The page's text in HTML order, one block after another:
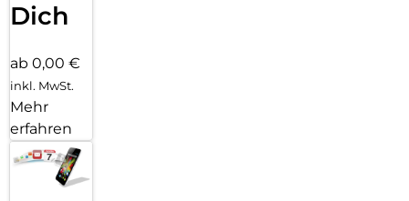
Dich
ab 0,00 €
inkl. MwSt.
Mehr
erfahren